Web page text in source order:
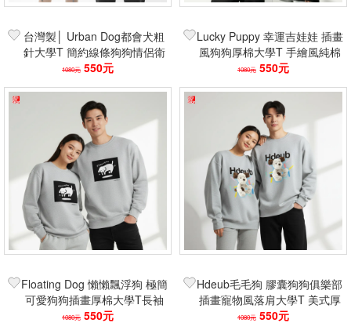
台灣製│ Urban Dog都會犬粗
針大學T 簡約線條狗狗情侶衛
衣 寬鬆落肩街頭潮流款
1080元 550元
Lucky Puppy 幸運吉娃娃 插畫
風狗狗厚棉大學T 手繪風純棉
落肩上衣 中性寬鬆街頭台灣製
現貨
1080元 550元
Floating Dog 懶懶飄浮狗 極簡
可愛狗狗插畫厚棉大學T長袖
休閒街頭風衛衣 台灣製現貨
1080元 550元
Hdeub毛毛狗 膠囊狗狗俱樂部
插畫寵物風落肩大學T 美式厚
棉純棉長袖T 台灣製潮流款
1080元 550元